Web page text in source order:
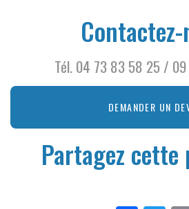
SIC INFRA 63,
votre bureau
d'étude
géotechnique
en Auve...
votre Bureau
d'Etude de Sols
à Clermont-
FERRAND
Tél.04 73 83 58 25/
DEMANDER UN
Partagez cette